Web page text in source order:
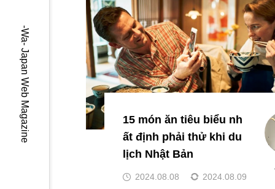
-Wa- Japan Web Magazine
15 món ăn tiêu biểu nh
ất định phải thử khi du
lịch Nhật Bản
2024.08.08 2024.08.09